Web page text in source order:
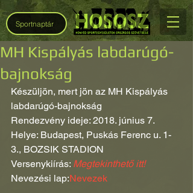
Sportnaptár
MH Kispályás labdarúgó-
bajnokság
Készüljön, mert jön az MH Kispályás
labdarúgó-bajnokság
Rendezvény ideje: 2018. június 7.
Helye: Budapest, Puskás Ferenc u. 1-
3., BOZSIK STADION
Versenykiírás: Megtekinthető itt!
Nevezési lap:Nevezek